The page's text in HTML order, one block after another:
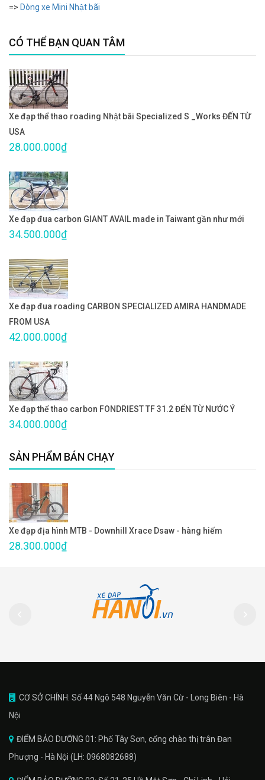
=> Dòng xe Mini Nhật bãi
CÓ THỂ BẠN QUAN TÂM
Xe đạp thể thao roading Nhật bãi Specialized S _Works ĐẾN TỪ
USA
28.000.000₫
Xe đạp đua carbon GIANT AVAIL made in Taiwant gần như mới
34.500.000₫
Xe đạp đua roading CARBON SPECIALIZED AMIRA HANDMADE
FROM USA
42.000.000₫
Xe đạp thể thao carbon FONDRIEST TF 31.2 ĐẾN TỪ NƯỚC Ý
34.000.000₫
SẢN PHẨM BÁN CHẠY
Xe đạp địa hình MTB - Downhill Xrace Dsaw - hàng hiếm
28.300.000₫
CƠ SỞ CHÍNH: Số 44 Ngõ 548 Nguyễn Văn Cừ - Long Biên - Hà
Nội
ĐIỂM BẢO DƯỠNG 01: Phố Tây Sơn, cổng chào thị trân Đan
Phượng - Hà Nội (LH: 0968082688)